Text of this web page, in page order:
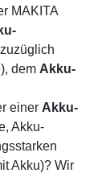
MAKITA
dem Akku-
einer Akku-
Akku-
Akku)? Wir